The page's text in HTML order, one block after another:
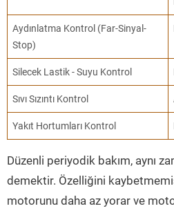
Aydınlatma Kontrol (Far-Sinyal-
Stop)
Silecek Lastik - Suyu Kontrol
Sıvı Sızıntı Kontrol
Yakıt Hortumları Kontrol
Düzenli periyodik bakım, aynı
demektir. Özelliğini
motorunu daha az yorar ve